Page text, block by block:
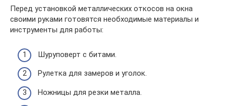
Перед установкой металлических откосов на окна
своими руками готовятся необходимые материалы и
инструменты для работы:
Шуруповерт с битами.
Рулетка для замеров и уголок.
Ножницы для резки металла.